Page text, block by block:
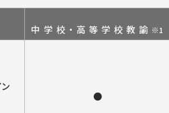
中学校・高等学校教諭 ※1
●